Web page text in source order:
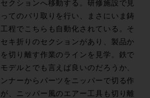
クションへ移動する。研修施設で見
てのバリ取りを行い、まさにいま鋳
程でこちらも自動化されている。そ
キ折りのセクションがあり、製品か
切り離す作業のラインを見学。鉄で
デルとでも言えば良いのだろうか、
ナーからパーツをニッパーで切る作
、ニッパー風のエアー工具も切り離